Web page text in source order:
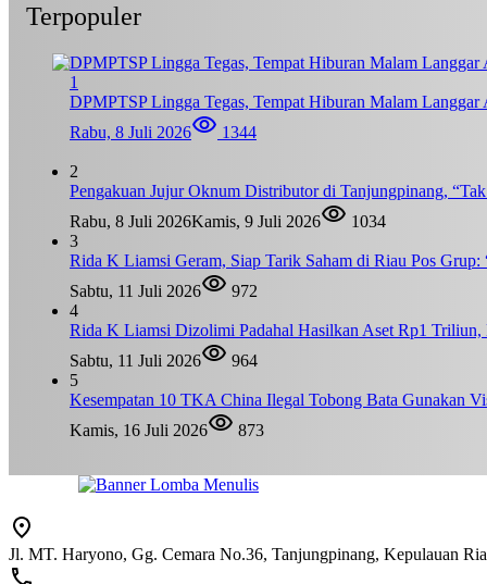
Terpopuler
1
DPMPTSP Lingga Tegas, Tempat Hiburan Malam Langgar
Rabu, 8 Juli 2026
1344
2
Pengakuan Jujur Oknum Distributor di Tanjungpinang,
Rabu, 8 Juli 2026Kamis, 9 Juli 2026
1034
3
Rida K Liamsi Geram, Siap Tarik Saham di Riau Pos
Sabtu, 11 Juli 2026
972
4
Rida K Liamsi Dizolimi Padahal Hasilkan Aset Rp1 Triliun,
Sabtu, 11 Juli 2026
964
5
Kesempatan 10 TKA China Ilegal Tobong Bata Gunakan
Kamis, 16 Juli 2026
873
Jl. MT. Haryono, Gg. Cemara No.36, Tanjungpinang, Kepulauan